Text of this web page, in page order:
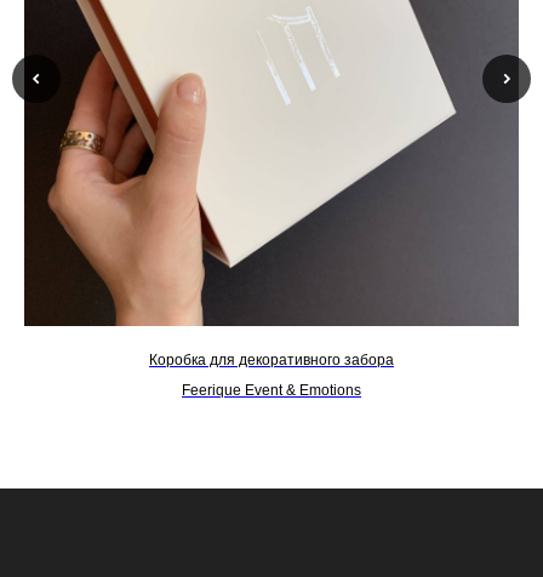
Коробка для декоративного забора
Feerique Event & Emotions